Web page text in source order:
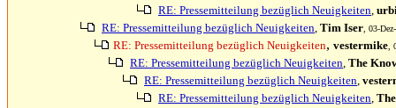
RE: Pressemitteilung bezüglich Neuigkeiten,
RE: Pressemitteilung bezüglich Neuigkeiten, Tim Iser , 03-
RE: Pressemitteilung bezüglich Neuigkeiten, vestermike
RE: Pressemitteilung bezüglich Neuigkeiten, The
RE: Pressemitteilung bezüglich Neuigkeiten,
RE: Pressemitteilung bezüglich Neuigkeiten,